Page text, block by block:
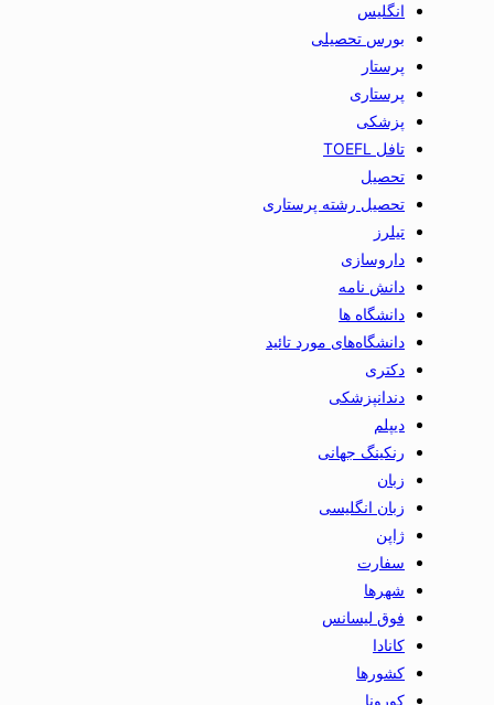
انگلیس
بورس تحصیلی
پرستار
پرستاری
پزشکی
تافل TOEFL
تحصیل
تحصیل رشته پرستاری
تیلرز
داروسازی
دانش نامه
دانشگاه ها
دانشگاه‌های مورد تائید
دکتری
دندانپزشکی
دیپلم
رنکینگ جهانی
زبان
زبان انگلیسی
ژاپن
سفارت
شهرها
فوق لیسانس
کانادا
کشورها
کورونا